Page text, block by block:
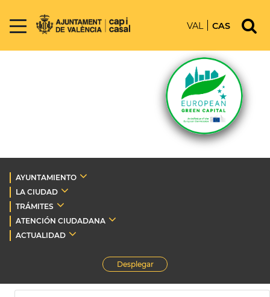
VAL CAS
AYUNTAMIENTO
LA CIUDAD
TRÁMITES
ATENCIÓN CIUDADANA
ACTUALIDAD
Desplegar